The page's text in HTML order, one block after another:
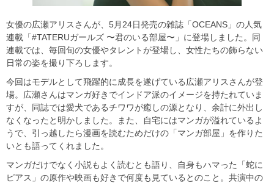
女優の広瀬アリスさんが、5月24日発売の雑誌「OCEANS」の人気
連載「#TATERUガールズ 〜君のいる部屋〜」に登場しました。同
連載では、毎回旬の女優やタレントが登場し、女性たちの飾らない
日常の姿を撮り下ろします。
今回はモデルとして飛躍的に成長を遂げている広瀬アリスさんが登
場。広瀬さんはマンガ好きでインドア派のイメージを持たれていま
すが、同誌では愛犬であるチワワが癒しの源となり、余計に外出し
なくなったと明かしました。また、自宅にはマンガが溢れているよ
うで、引っ越したら漫画を読むためだけの「マンガ部屋」を作りた
いとも語ってくれました。
マンガだけでなく小説もよく読むとも語り、自身もハマった「蛇に
ピアス」の原作や映画も好きで何度も見ているとのこと。共演中の